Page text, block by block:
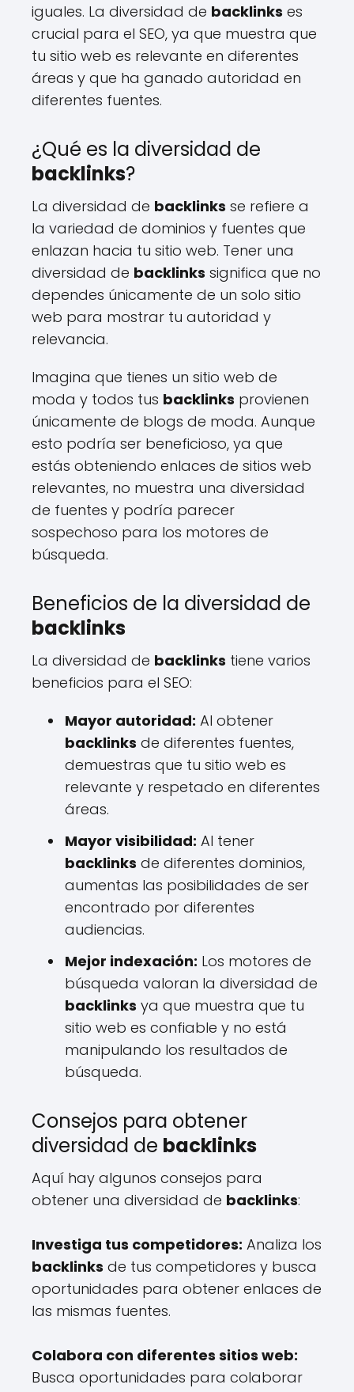
iguales. La diversidad de backlinks es
crucial para el SEO, ya que muestra que
tu sitio web es relevante en diferentes
áreas y que ha ganado autoridad en
diferentes fuentes.
¿Qué es la diversidad de
backlinks?
La diversidad de backlinks se refiere a
la variedad de dominios y fuentes que
enlazan hacia tu sitio web. Tener una
diversidad de backlinks significa que no
dependes únicamente de un solo sitio
web para mostrar tu autoridad y
relevancia.
Imagina que tienes un sitio web de
moda y todos tus backlinks provienen
únicamente de blogs de moda. Aunque
esto podría ser beneficioso, ya que
estás obteniendo enlaces de sitios web
relevantes, no muestra una diversidad
de fuentes y podría parecer
sospechoso para los motores de
búsqueda.
Beneficios de la diversidad de
backlinks
La diversidad de backlinks tiene varios
beneficios para el SEO:
Mayor autoridad: Al obtener
backlinks de diferentes fuentes,
demuestras que tu sitio web es
relevante y respetado en diferentes
áreas.
Mayor visibilidad: Al tener
backlinks de diferentes dominios,
aumentas las posibilidades de ser
encontrado por diferentes
audiencias.
Mejor indexación: Los motores de
búsqueda valoran la diversidad de
backlinks ya que muestra que tu
sitio web es confiable y no está
manipulando los resultados de
búsqueda.
Consejos para obtener
diversidad de backlinks
Aquí hay algunos consejos para
obtener una diversidad de backlinks:
Investiga tus competidores: Analiza los
backlinks de tus competidores y busca
oportunidades para obtener enlaces de
las mismas fuentes.
Colabora con diferentes sitios web:
Busca oportunidades para colaborar